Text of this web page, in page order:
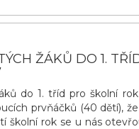
který se objeví na
ŽÁKŮ DO 1.
do 1. tříd pro školní
prvňáčků (40 dětí), že
školní rok se u nás